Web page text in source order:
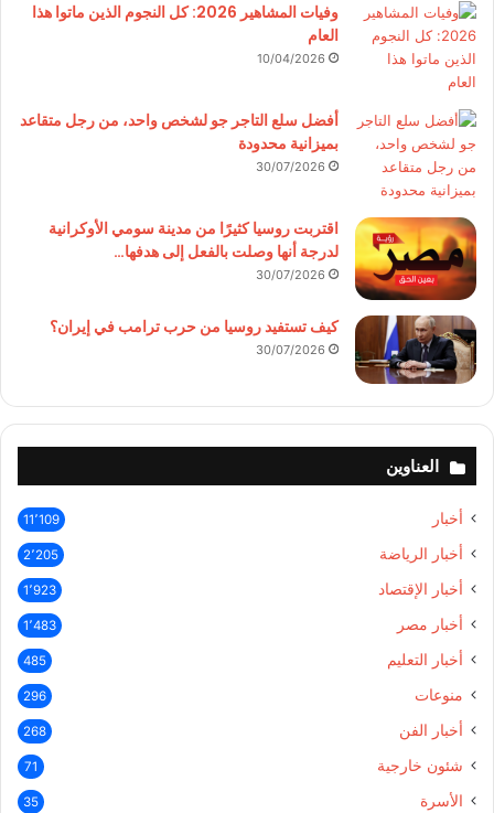
وفيات المشاهير 2026: كل النجوم الذين ماتوا هذا
العام
10/04/2026
أفضل سلع التاجر جو لشخص واحد، من رجل متقاعد
بميزانية محدودة
30/07/2026
اقتربت روسيا كثيرًا من مدينة سومي الأوكرانية
لدرجة أنها وصلت بالفعل إلى هدفها…
30/07/2026
كيف تستفيد روسيا من حرب ترامب في إيران؟
30/07/2026
العناوين
أخبار 11٬109
أخبار الرياضة 2٬205
أخبار الإقتصاد 1٬923
أخبار مصر 1٬483
أخبار التعليم 485
منوعات 296
أخبار الفن 268
شئون خارجية 71
الأسرة 35